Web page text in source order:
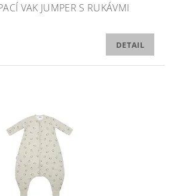
VAK JUMPER S RUKÁVMI
DETAIL